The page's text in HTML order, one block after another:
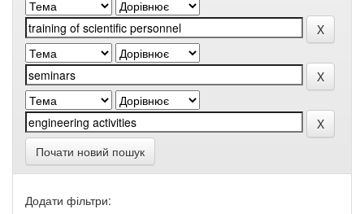
Почати новий пошук
Додати фільтри: